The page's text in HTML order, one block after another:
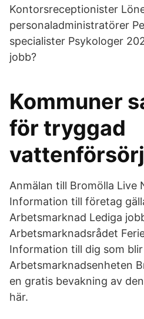
Kontorsreceptionister
personaladministratörer
specialister Psykologer
jobb?
Kommuner
för tryggad
Anmälan till Bromölla Live
Information till företag
Arbetsmarknad Lediga
Arbetsmarknadsrådet
Information till dig som
Arbetsmarknadsenheten
en gratis bevakning av
här.